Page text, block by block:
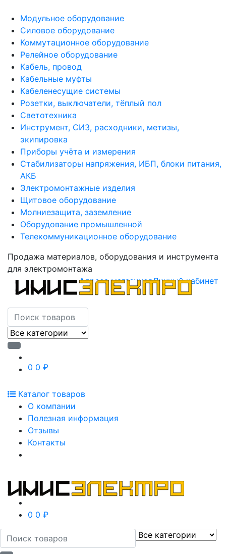
Модульное оборудование
Силовое оборудование
Коммутационное оборудование
Релейное оборудование
Кабель, провод
Кабельные муфты
Кабеленесущие системы
Розетки, выключатели, тёплый пол
Светотехника
Инструмент, СИЗ, расходники, метизы,
экипировка
Приборы учёта и измерения
Стабилизаторы напряжения, ИБП, блоки питания,
АКБ
Электромонтажные изделия
Щитовое оборудование
Молниезащита, заземление
Оборудование промышленной
Телекоммуникационное оборудование
Продажа материалов, оборудования и инструмента
для электромонтажа
Адреса магазиновЛичный кабинет
0 0 ₽
Каталог товаров
О компании
Полезная информация
Отзывы
Контакты
0 0 ₽